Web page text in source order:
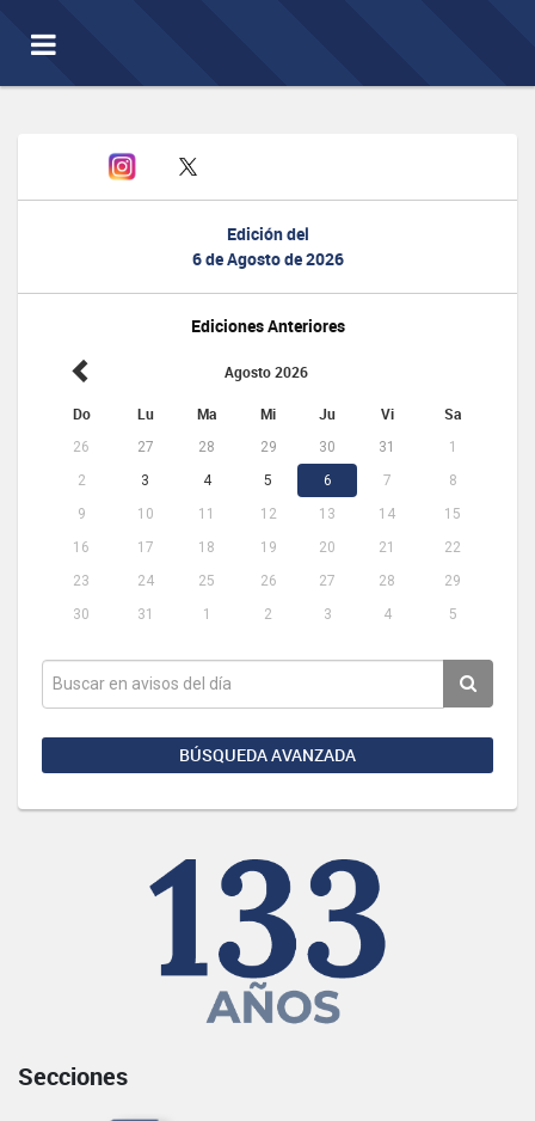
Toggle
navigation
Edición del
6 de Agosto de 2026
Ediciones Anteriores
Agosto 2026
Do Lu Ma Mi Ju Vi Sa
26 27 28 29 30 31
1
2
3 4 5 6 7
8
9
10 11 12 13 14
15
16
17 18 19 20 21
22
23
24 25 26 27 28
29
30
31 1 2 3 4 5
BÚSQUEDA AVANZADA
Secciones